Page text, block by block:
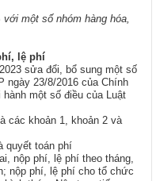
một số nhóm hàng hóa,
lệ phí
sửa đổi, bổ sung một số
ngày 23/8/2016 của Chính
một số điều của Luật
các khoản 1, khoản 2 và
quyết toán phí
nộp phí, lệ phí theo tháng,
nộp phí, lệ phí cho tổ chức